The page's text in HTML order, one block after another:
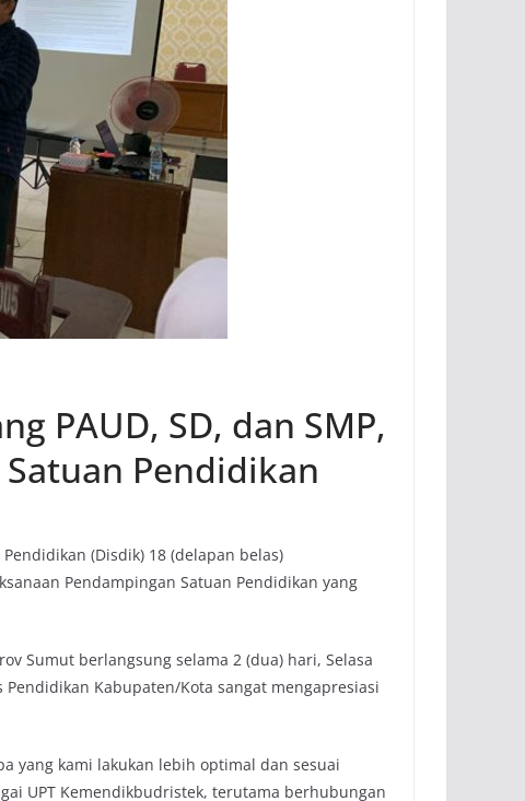
PAUD, SD, dan SMP,
Pendidikan
(Disdik) 18 (delapan belas)
Pendampingan Satuan Pendidikan yang
Sumut berlangsung selama 2 (dua) hari, Selasa
Kabupaten/Kota sangat mengapresiasi
yang kami lakukan lebih optimal dan sesuai
UPT Kemendikbudristek, terutama berhubungan